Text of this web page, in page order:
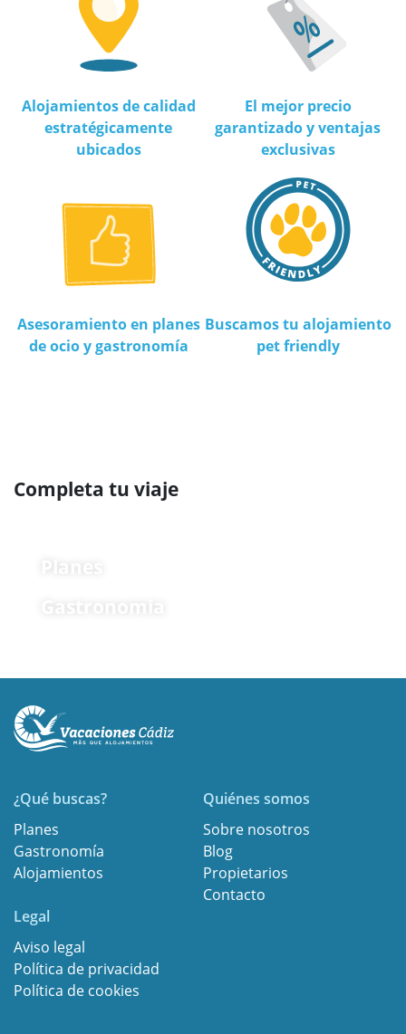
Alojamientos de calidad
estratégicamente
ubicados
El mejor precio
garantizado y ventajas
exclusivas
Asesoramiento en planes
de ocio y gastronomía
Buscamos tu alojamiento
pet friendly
Completa tu viaje
¿Qué buscas?
Planes
Gastronomía
Alojamientos
Quiénes somos
Sobre nosotros
Blog
Propietarios
Contacto
Legal
Aviso legal
Política de privacidad
Política de cookies